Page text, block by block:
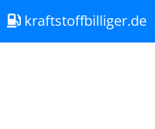
kraftstoffbilliger.de